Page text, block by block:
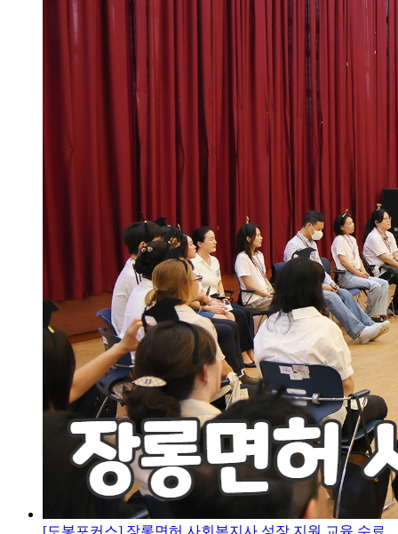
[도봉포커스] 장롱면허 사회복지사 성장 지원 교육 수료